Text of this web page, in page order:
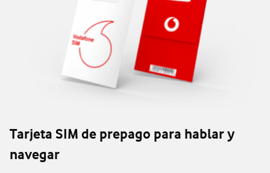
Tarjeta SIM de prepago para hablar y
navegar